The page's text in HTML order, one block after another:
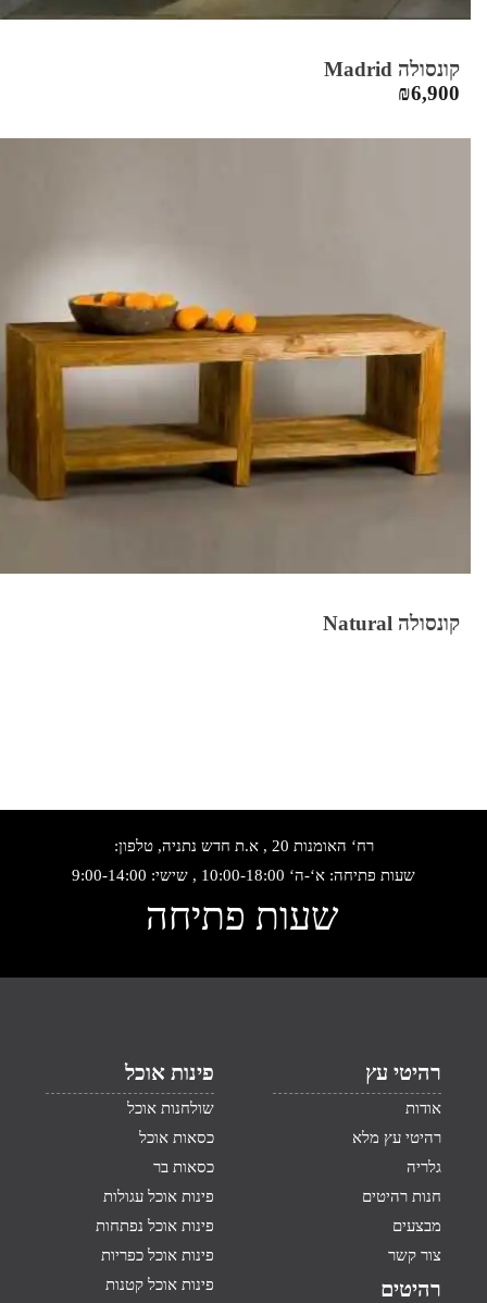
קונסולה Madrid
₪6,900
קונסולה Natural
רח‘ האומנות 20 , א.ת חדש נתניה, טלפון:
שעות פתיחה: א‘-ה‘ 10:00-18:00 , שישי: 9:00-14:00
שעות פתיחה
רהיטי עץ
אודות
רהיטי עץ מלא
גלריה
חנות רהיטים
מבצעים
צור קשר
רהיטים
פינות אוכל
שולחנות אוכל
כסאות אוכל
כסאות בר
פינות אוכל עגולות
פינות אוכל נפתחות
פינות אוכל כפריות
פינות אוכל קטנות